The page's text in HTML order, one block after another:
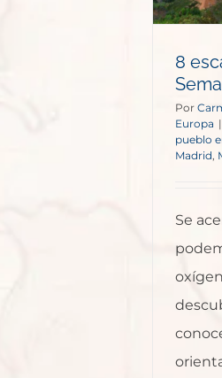
8
Por
Europa |
pueblo
Madrid
Se